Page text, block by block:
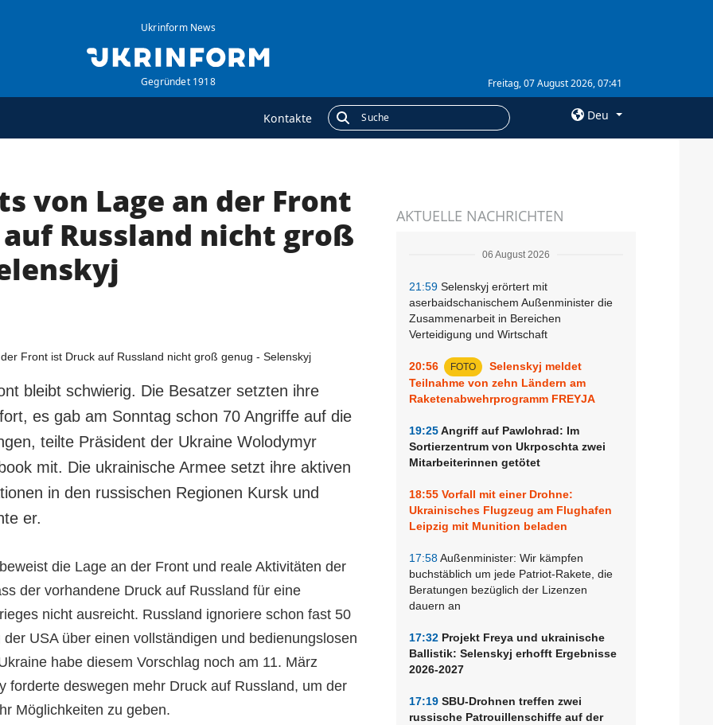
Ukrinform News
Gegründet 1918 Freitag, 07 August 2026, 07:41
Kontakte Deu
Daten
ZUSÄTZLICH
Veröffentlichungen
Interview
Abonnement
AKTUELLE NACHRICHTEN
06 August 2026
21:59 Selenskyj erörtert mit
aserbaidschanischem Außenminister die
Zusammenarbeit in Bereichen
Verteidigung und Wirtschaft
20:56 FOTO
Selenskyj meldet
Teilnahme von zehn Ländern am
Raketenabwehrprogramm FREYJA
19:25Angriff auf Pawlohrad: Im
Sortierzentrum von Ukrposchta zwei
Mitarbeiterinnen getötet
18:55 Vorfall mit einer Drohne:
Ukrainisches Flugzeug am Flughafen
Leipzig mit Munition beladen
17:58Außenminister: Wir kämpfen
buchstäblich um jede Patriot-Rakete, die
Beratungen bezüglich der Lizenzen
dauern an
17:32 Projekt Freya und ukrainische
Ballistik: Selenskyj erhofft Ergebnisse
2026-2027
17:19 SBU-Drohnen treffen zwei
russische Patrouillenschiffe auf der
von Lage an der Front
Russland nicht groß
bleibt schwierig. Die Besatzer setzten ihre
es gab am Sonntag schon 70 Angriffe auf die
teilte Präsident der Ukraine Wolodymyr
mit. Die ukrainische Armee setzt ihre aktiven
in den russischen Regionen Kursk und
er.
die Lage an der Front und reale Aktivitäten der
der vorhandene Druck auf Russland für eine
nicht ausreicht. Russland ignoriere schon fast 50
der USA über einen vollständigen und bedienungslosen
habe diesem Vorschlag noch am 11. März
forderte deswegen mehr Druck auf Russland, um der
Möglichkeiten zu geben.